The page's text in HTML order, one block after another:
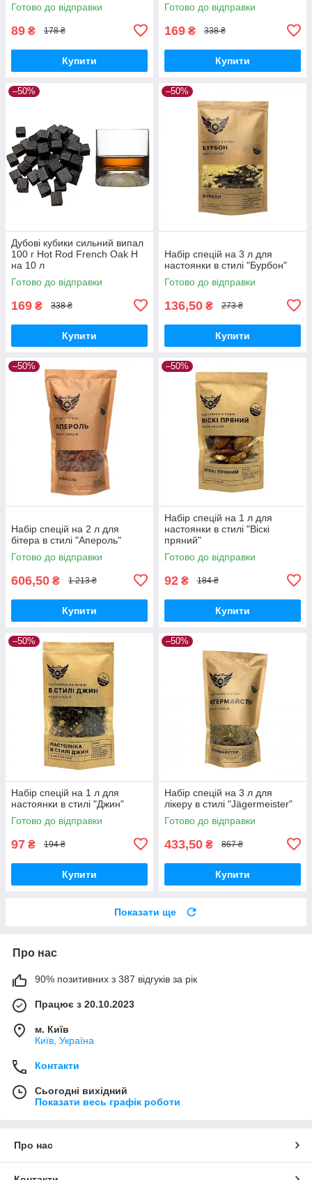
Готово до відправки
89 ₴ 178 ₴
Купити
Готово до відправки
169 ₴ 338 ₴
Купити
–50%
Дубові кубики сильний випал
100 г Hot Rod French Oak H
на 10 л
Готово до відправки
169 ₴ 338 ₴
Купити
–50%
Набір спецій на 3 л для
настоянки в стилі "Бурбон"
Готово до відправки
136,50 ₴ 273 ₴
Купити
–50%
Набір спецій на 2 л для
бітера в стилі "Апероль"
Готово до відправки
606,50 ₴ 1 213 ₴
Купити
–50%
Набір спецій на 1 л для
настоянки в стилі "Віскі
пряний"
Готово до відправки
92 ₴ 184 ₴
Купити
–50%
Набір спецій на 1 л для
настоянки в стилі "Джин"
Готово до відправки
97 ₴ 194 ₴
Купити
–50%
Набір спецій на 3 л для
лікеру в стилі "Jägermeister"
Готово до відправки
433,50 ₴ 867 ₴
Купити
Показати ще
Про нас
90% позитивних з 387 відгуків за рік
Працює з 20.10.2023
м. Київ
Київ, Україна
Контакти
Сьогодні вихідний
Показати весь графік роботи
Про нас